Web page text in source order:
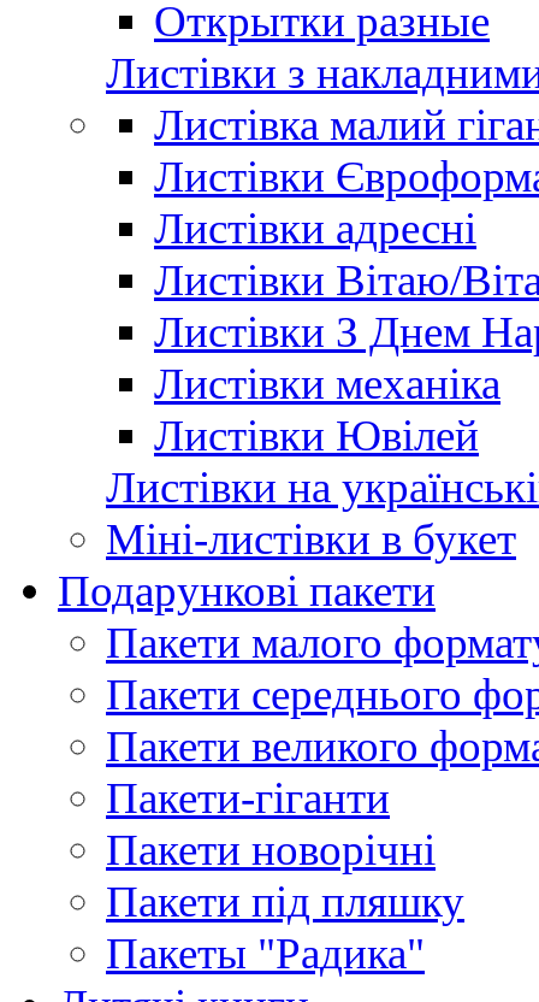
Открытки разные
Листівки з
Листівка малий
Листівки
Листівки адресні
Листівки Вітаю/
Листівки З Днем
Листівки механіка
Листівки Ювілей
Листівки на
Міні-листівки в букет
Подарункові пакети
Пакети малого
Пакети середнього
Пакети великого
Пакети-гіганти
Пакети новорічні
Пакети під пляшку
Пакеты "Радика"